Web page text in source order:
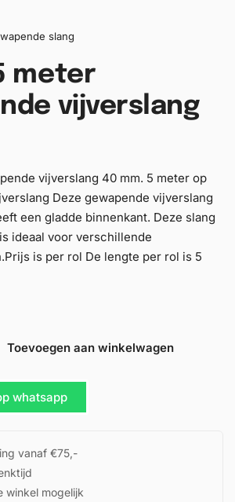
slang
meter
vijverslang
vijverslang 40 mm. 5 meter op
Deze gewapende vijverslang
een gladde binnenkant. Deze slang
ideaal voor verschillende
is per rol De lengte per rol is 5
Toevoegen aan winkelwagen
whatsapp
vanaf €75,-
winkel mogelijk